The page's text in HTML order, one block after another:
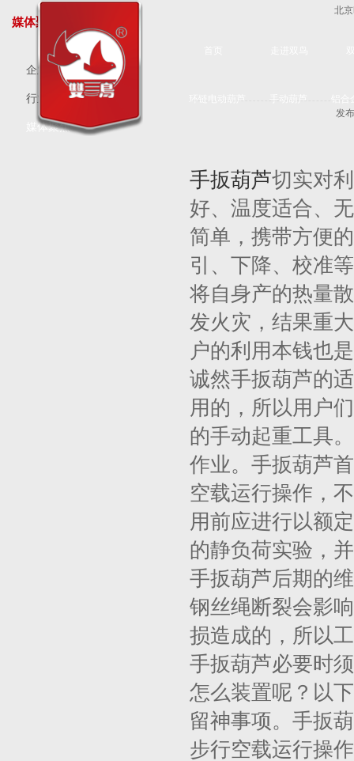
北
环链电动葫芦 手动葫芦 铝合
媒体聚焦
企业新闻
行业新闻
媒体聚焦
发
手扳葫芦切实对
好、温度适合、
简单，携带方便
引、下降、校准
将自身产的热量
发火灾，结果重
户的利用本钱也
诚然手扳葫芦的
用的，所以用户
的手动起重工具
作业。手扳葫芦
空载运行操作，
用前应进行以额
的静负荷实验，
手扳葫芦后期的
钢丝绳断裂会影
损造成的，所以
手扳葫芦必要时
怎么装置呢？以
留神事项。手扳
步行空载运行操